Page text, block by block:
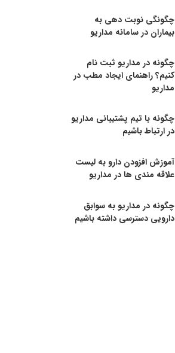
چگونگی نوبت دهی به
بیماران در سامانه مداریو
چگونه در مداریو ثبت نام
کنیم؟ راهنمای ایجاد مطب در
مداریو
چگونه با تیم پشتیبانی مداریو
در ارتباط باشیم
آموزش افزودن دارو به لیست
علاقه مندی ها در مداریو
چگونه در مداریو به سوابق
دارویی دسترسی داشته باشیم